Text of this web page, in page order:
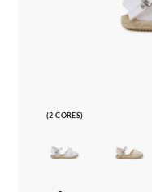
(2 CORES)